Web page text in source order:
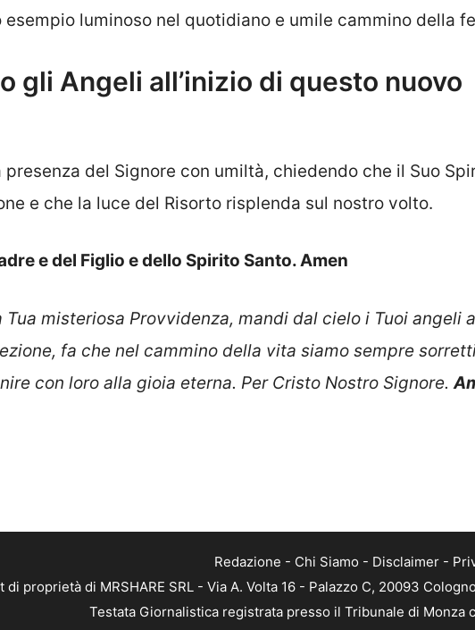
luminoso nel quotidiano e umile cammino della
gli Angeli all’inizio di questo nuovo
del Signore con umiltà, chiedendo che il Suo
e che la luce del Risorto risplenda sul nostro volto.
e del Figlio e dello Spirito Santo. Amen
Tua misteriosa Provvidenza, mandi dal cielo i Tuoi angeli
fa che nel cammino della vita siamo sempre
con loro alla gioia eterna. Per Cristo Nostro Signore.
Redazione - Chi Siamo - Disclaimer -
di proprietà di MRSHARE SRL - Via A. Volta 16 - Palazzo C, 20093
Testata Giornalistica registrata presso il Tribunale di Monza